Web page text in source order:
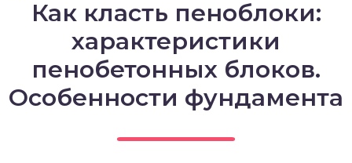
Как класть пеноблоки:
характеристики
пенобетонных блоков.
Особенности фундамента